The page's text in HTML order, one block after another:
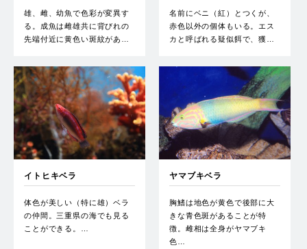
雄、雌、幼魚で色彩が変異す
る。成魚は雌雄共に背びれの
先端付近に黄色い斑紋があ…
名前にベニ（紅）とつくが、
赤色以外の個体もいる。エス
カと呼ばれる疑似餌で、獲…
イトヒキベラ
体色が美しい（特に雄）ベラ
の仲間。三重県の海でも見る
ことができる。…
ヤマブキベラ
胸鰭は地色が黄色で後部に大
きな青色斑があることが特
徴。雌相は全身がヤマブキ
色…